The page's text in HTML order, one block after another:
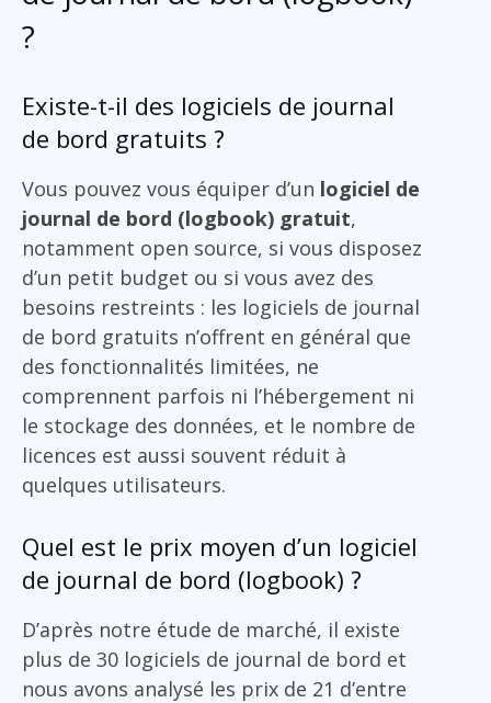
?
Existe-t-il des logiciels de journal
de bord gratuits ?
Vous pouvez vous équiper d’un logiciel de
journal de bord (logbook) gratuit,
notamment open source, si vous disposez
d’un petit budget ou si vous avez des
besoins restreints : les logiciels de journal
de bord gratuits n’offrent en général que
des fonctionnalités limitées, ne
comprennent parfois ni l’hébergement ni
le stockage des données, et le nombre de
licences est aussi souvent réduit à
quelques utilisateurs.
Quel est le prix moyen d’un logiciel
de journal de bord (logbook) ?
D’après notre étude de marché, il existe
plus de 30 logiciels de journal de bord et
nous avons analysé les prix de 21 d’entre